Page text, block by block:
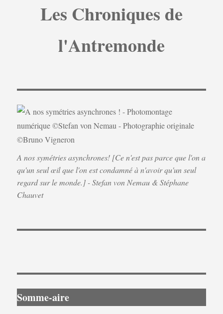
Les Chroniques de
l'Antremonde
A nos symétries asynchrones! [Ce n'est pas parce que l'on a
qu'un seul œil que l'on est condamné à n'avoir qu'un seul
regard sur le monde.] - Stefan von Nemau & Stéphane
Chauvet
Somme-aire